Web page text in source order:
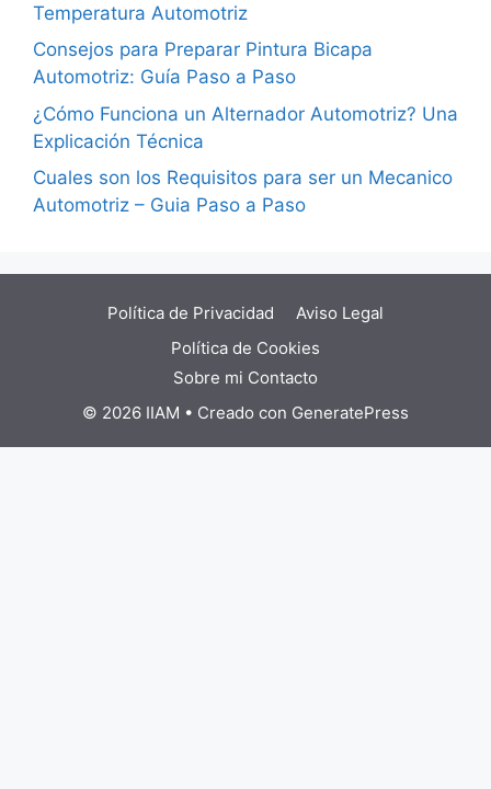
Temperatura Automotriz
Consejos para Preparar Pintura Bicapa
Automotriz: Guía Paso a Paso
¿Cómo Funciona un Alternador Automotriz? Una
Explicación Técnica
Cuales son los Requisitos para ser un Mecanico
Automotriz – Guia Paso a Paso
Política de Privacidad
Aviso Legal
Política de Cookies
Sobre mi Contacto
© 2026 IIAM • Creado con GeneratePress